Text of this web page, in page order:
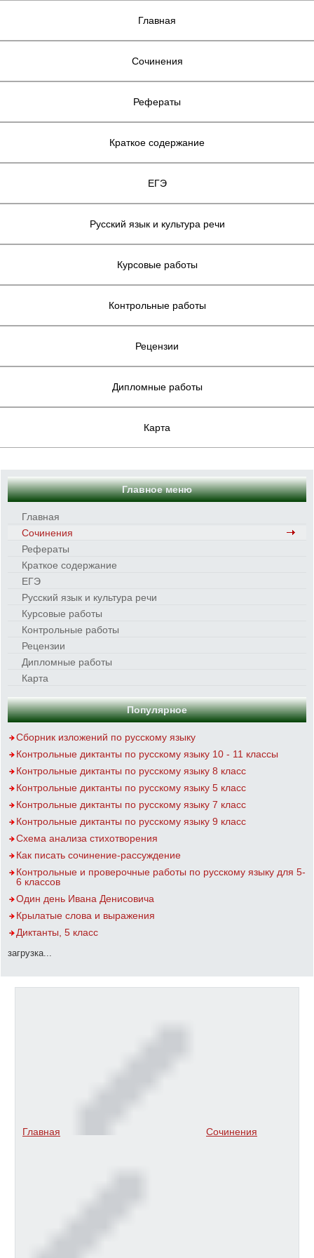
Главная
Сочинения
Рефераты
Краткое содержание
ЕГЭ
Русский язык и культура речи
Курсовые работы
Контрольные работы
Рецензии
Дипломные работы
Карта
Главное меню
Главная
Сочинения
Рефераты
Краткое содержание
ЕГЭ
Русский язык и культура речи
Курсовые работы
Контрольные работы
Рецензии
Дипломные работы
Карта
Популярное
Сборник изложений по русскому языку
Контрольные диктанты по русскому языку 10 - 11 классы
Контрольные диктанты по русскому языку 8 класс
Контрольные диктанты по русскому языку 5 класс
Контрольные диктанты по русскому языку 7 класс
Контрольные диктанты по русскому языку 9 класс
Схема анализа стихотворения
Как писать сочинение-рассуждение
Контрольные и проверочные работы по русскому языку для 5-
6 классов
Один день Ивана Денисовича
Крылатые слова и выражения
Диктанты, 5 класс
загрузка...
Главная Сочинения